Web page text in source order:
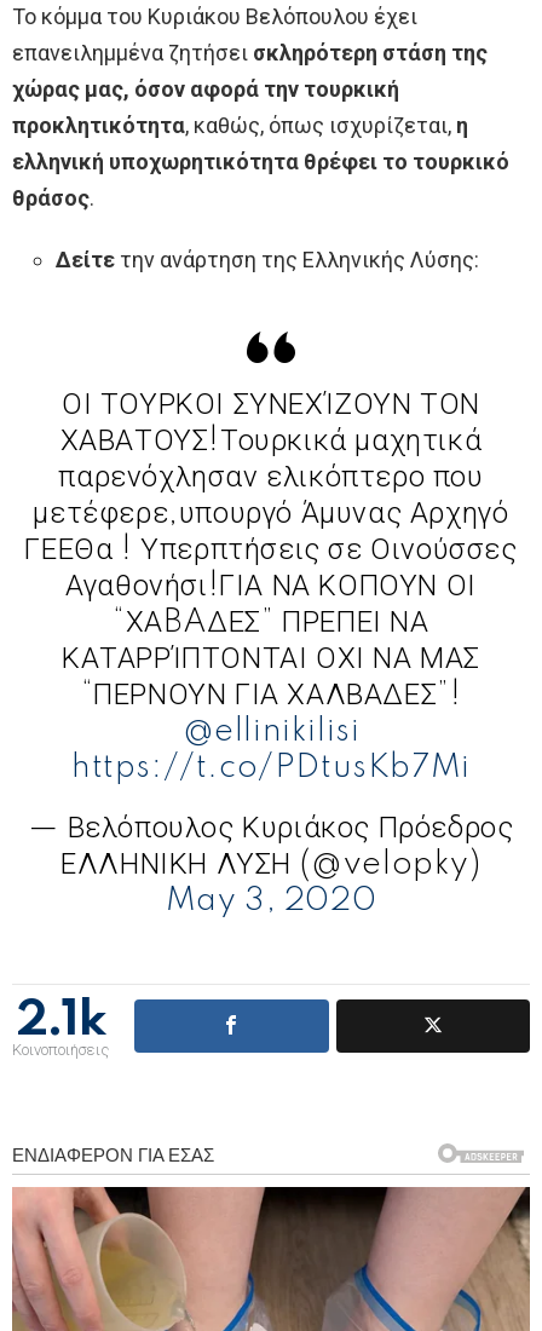
Το κόμμα του Κυριάκου Βελόπουλου έχει
επανειλημμένα ζητήσει σκληρότερη στάση της
χώρας μας, όσον αφορά την τουρκική
προκλητικότητα, καθώς, όπως ισχυρίζεται, η
ελληνική υποχωρητικότητα θρέφει το τουρκικό
θράσος.
Δείτε την ανάρτηση της Ελληνικής Λύσης:
ΟΙ ΤΟΥΡΚΟΙ ΣΥΝΕΧΊΖΟΥΝ ΤΟΝ
ΧΑΒΑΤΟΥΣ!Τουρκικά μαχητικά
παρενόχλησαν ελικόπτερο που
μετέφερε,υπουργό Άμυνας Αρχηγό
ΓΕΕΘα ! Υπερπτήσεις σε Οινούσσες
Αγαθονήσι!ΓΙΑ ΝΑ ΚΟΠΟΥΝ ΟΙ
“ΧΑBAΔΕΣ” ΠΡΕΠΕΙ ΝΑ
ΚΑΤΑΡΡΊΠΤΟΝΤΑΙ ΟΧΙ ΝΑ ΜΑΣ
“ΠΕΡΝΟΥΝ ΓΙΑ ΧΑΛΒΑΔΕΣ”!
@ellinikilisi
https://t.co/PDtusKb7Mi
— Βελόπουλος Κυριάκος Πρόεδρος
ΕΛΛΗΝΙΚΗ ΛΥΣΗ (@velopky)
May 3, 2020
2.1k
Κοινοποιήσεις